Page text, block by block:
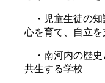
・児童生徒の知
心を育て、自立
・南河内の歴史
共生する学校